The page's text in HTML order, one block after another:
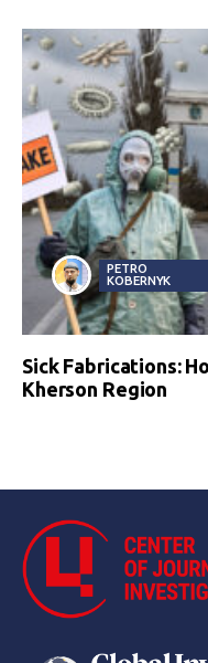
PETRO
KOBERNYK
Sick Fabrications:
Kherson Region